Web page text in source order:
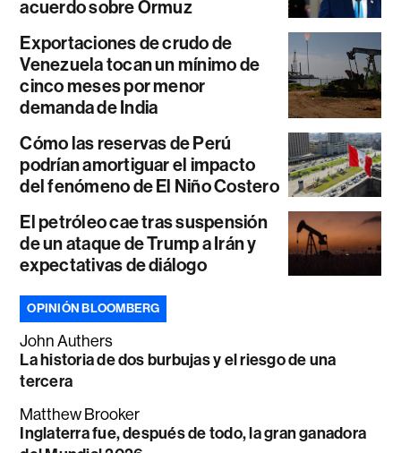
acuerdo sobre Ormuz
Exportaciones de crudo de
Venezuela tocan un mínimo de
cinco meses por menor
demanda de India
Cómo las reservas de Perú
podrían amortiguar el impacto
del fenómeno de El Niño Costero
El petróleo cae tras suspensión
de un ataque de Trump a Irán y
expectativas de diálogo
OPINIÓN BLOOMBERG
John Authers
La historia de dos burbujas y el riesgo de una
tercera
Matthew Brooker
Inglaterra fue, después de todo, la gran ganadora